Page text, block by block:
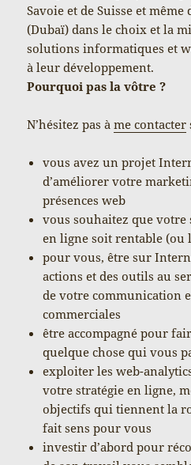
Savoie et de Suisse et
(Dubaï) dans le choix et la
solutions informatiques et
à leur développement.
Pourquoi pas la vôtre ?
N’hésitez pas àme contacter
vous avez un projet
d’améliorer votre
présences web
vous souhaitez que votre
en ligne soit rentable (ou
pour vous, être sur
actions et des outils au
de votre communication
commerciales
être accompagné pour
quelque chose qui vous
exploiter les web-
votre stratégie en ligne,
objectifs qui tiennent la
fait sens pour vous
investir d’abord pour